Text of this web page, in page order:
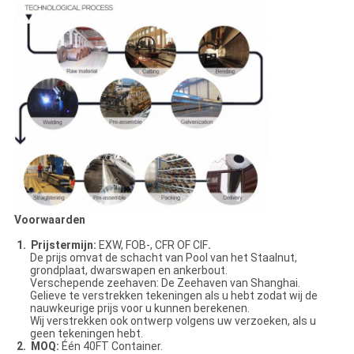
Voorwaarden
1. Prijstermijn: EXW, FOB-, CFR OF CIF.
De prijs omvat de schacht van Pool van het Staalnut,
grondplaat, dwarswapen en ankerbout.
Verschepende zeehaven: De Zeehaven van Shanghai.
Gelieve te verstrekken tekeningen als u hebt zodat wij de
nauwkeurige prijs voor u kunnen berekenen.
Wij verstrekken ook ontwerp volgens uw verzoeken, als u
geen tekeningen hebt.
2. MOQ: Één 40FT Container.